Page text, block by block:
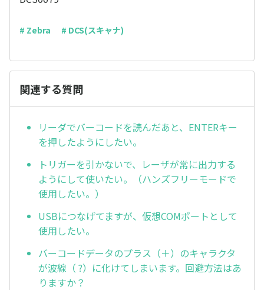
# Zebra # DCS(スキャナ)
関連する質問
リーダでバーコードを読んだあと、ENTERキー
を押したようにしたい。
トリガーを引かないで、レーザが常に出力する
ようにして使いたい。（ハンズフリーモードで
使用したい。）
USBにつなげてますが、仮想COMポートとして
使用したい。
バーコードデータのプラス（＋）のキャラクタ
が波線（ ?）に化けてしまいます。回避方法はあ
りますか？